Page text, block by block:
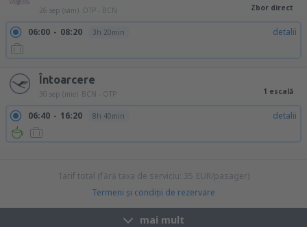
26 sep (sâm) OTP - BCN Zbor direct
06:00 08:20 3h 20min detalii
Întoarcere
30 sep (mie) BCN - OTP 1 escală
06:40 16:20 8h 40min detalii
Tarif total (fără taxa de serviciu: 35 EUR/pasager)
Termeni şi condiţii de rezervare
mai mult